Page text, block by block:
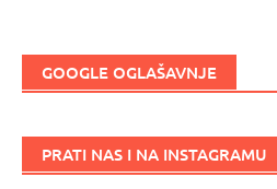
GOOGLE OGLAŠAVNJE
PRATI NAS I NA INSTAGRAMU